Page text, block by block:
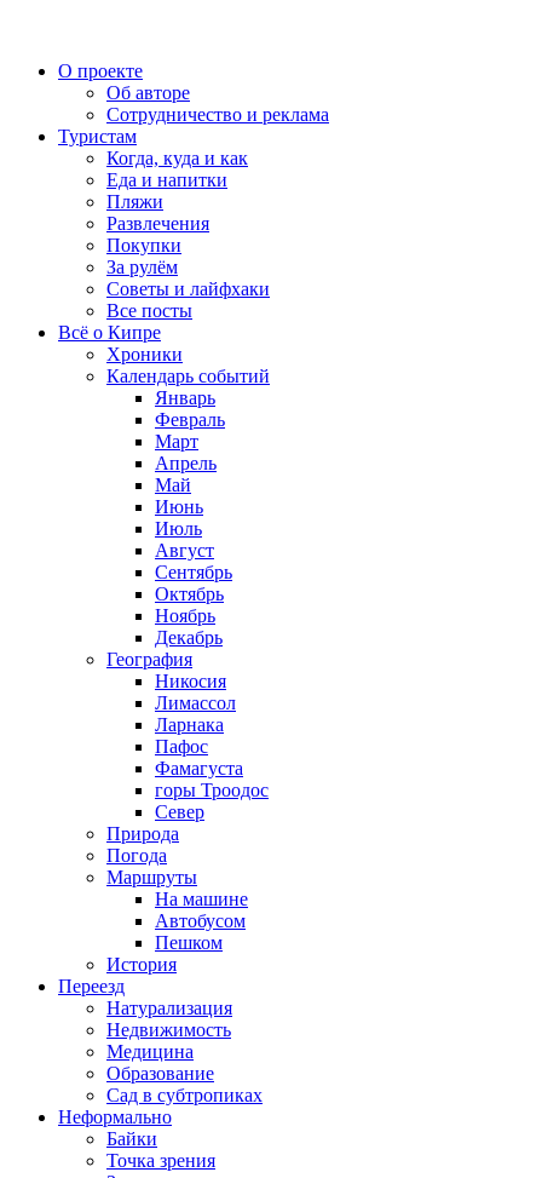
О проекте
Об авторе
Сотрудничество и реклама
Туристам
Когда, куда и как
Еда и напитки
Пляжи
Развлечения
Покупки
За рулём
Советы и лайфхаки
Все посты
Всё о Кипре
Хроники
Календарь событий
Январь
Февраль
Март
Апрель
Май
Июнь
Июль
Август
Сентябрь
Октябрь
Ноябрь
Декабрь
География
Никосия
Лимассол
Ларнака
Пафос
Фамагуста
горы Троодос
Север
Природа
Погода
Маршруты
На машине
Автобусом
Пешком
История
Переезд
Натурализация
Недвижимость
Медицина
Образование
Сад в субтропиках
Неформально
Байки
Точка зрения